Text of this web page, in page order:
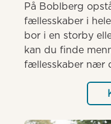
På Boblberg
fællesskaber i
bor i en storby
kan du finde
fællesskaber nær